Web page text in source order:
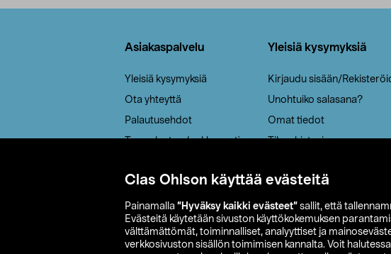
Clas Ohlson käyttää evästeitä
Painamalla ”Hyväksy kaikki evästeet” sallit, että
Evästeitä käytetään sivuston käyttökokemuksen
välttämättömät, toiminnalliset, analyyttiset ja
verkkosivuston sisällön toimimisen kannalta. Voit
Asiakaspalvelu
Yleisiä kysymyksiä
Ota yhteyttä
Palautusehdot
Tee palautus / reklamaatio
Toimitustavat
Saavutettavuus
Yleisiä kysymyksiä
Kirjaudu sisään/
Unohtuiko salasana?
Omat tiedot
Tilaushistoria